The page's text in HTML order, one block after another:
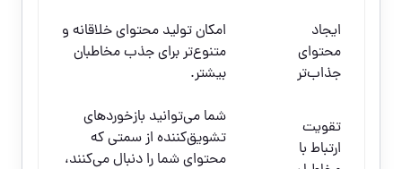
ایجاد
محتوای
جذاب‌تر
امکان تولید محتوای خلاقانه و
متنوع‌تر برای جذب مخاطبان
بیشتر.
تقویت
ارتباط با
شما می‌توانید بازخوردهای
تشویق‌کننده از سمتی که
محتوای شما را دنبال می‌کنند،